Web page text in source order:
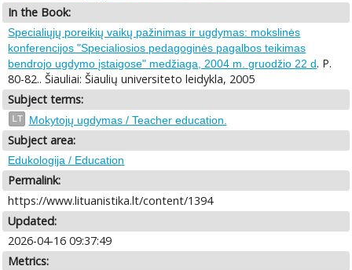
In the Book:
Specialiųjų poreikių vaikų pažinimas ir ugdymas: mokslinės
konferencijos "Specialiosios pedagoginės pagalbos teikimas
bendrojo ugdymo įstaigose" medžiaga, 2004 m. gruodžio 22 d. P.
80-82.. Šiauliai: Šiaulių universiteto leidykla, 2005
Subject terms:
LT Mokytojų ugdymas / Teacher education.
Subject area:
Edukologija / Education
Permalink:
https://www.lituanistika.lt/content/1394
Updated:
2026-04-16 09:37:49
Metrics: